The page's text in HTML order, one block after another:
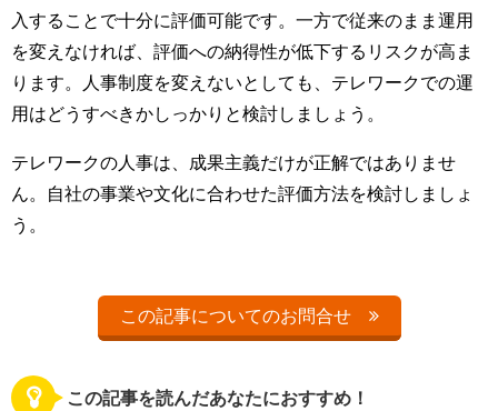
入することで十分に評価可能です。一方で従来のまま運用
を変えなければ、評価への納得性が低下するリスクが高ま
ります。人事制度を変えないとしても、テレワークでの運
用はどうすべきかしっかりと検討しましょう。
テレワークの人事は、成果主義だけが正解ではありませ
ん。自社の事業や文化に合わせた評価方法を検討しましょ
う。
この記事についてのお問合せ
この記事を読んだあなたにおすすめ！